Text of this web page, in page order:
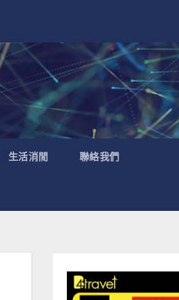
生活消閒 聯絡我們